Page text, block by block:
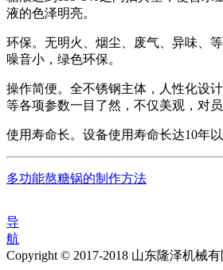
液的色泽明亮。
环保。无明火、烟尘、废气、异味、
噪音小，绿色环保。
操作简便。全不锈钢主体，人性化设
等各项参数一目了然，不仅美观，对
使用寿命长。设备使用寿命长达10年以
多功能熬糖锅的制作方法
导
航
Copyright © 2017-2018 山东隆泽机械